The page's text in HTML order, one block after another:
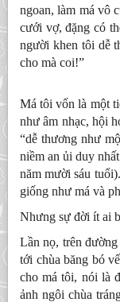
ngoan, làm má vô
cưới vợ, đặng có
người khen tôi dễ
cho mà coi!”
Má tôi vốn là một
như âm nhạc, hội
“dễ thương như
niềm an ủi duy
năm mười sáu
giống như má và
Nhưng sự đời ít ai
Lần nọ, trên
tới chùa băng bó
cho má tôi, nói là
ảnh ngôi chùa